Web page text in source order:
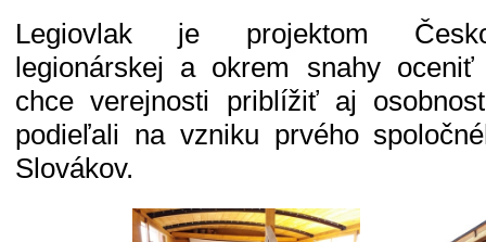
Legiovlak je projektom
legionárskej a okrem snahy oceniť
chce verejnosti priblížiť aj
podieľali na vzniku prvého
Slovákov.